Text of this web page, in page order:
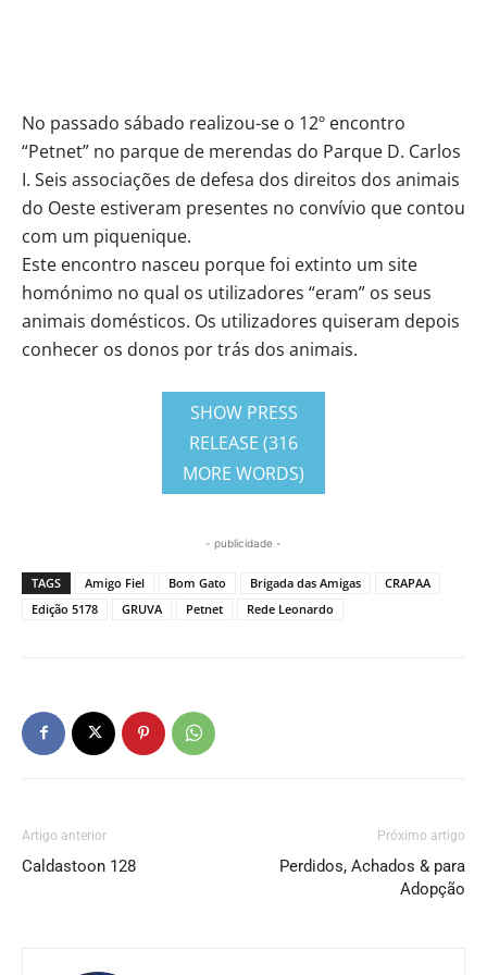
No passado sábado realizou-se o 12º encontro
“Petnet” no parque de merendas do Parque D. Carlos
I. Seis associações de defesa dos direitos dos animais
do Oeste estiveram presentes no convívio que contou
com um piquenique.
Este encontro nasceu porque foi extinto um site
homónimo no qual os utilizadores “eram” os seus
animais domésticos. Os utilizadores quiseram depois
conhecer os donos por trás dos animais.
SHOW PRESS
RELEASE (316
MORE WORDS)
- publicidade -
TAGS Amigo Fiel Bom Gato Brigada das Amigas
CRAPAA
Edição 5178
GRUVA Petnet Rede Leonardo
Artigo anterior
Caldastoon 128
Próximo artigo
Perdidos, Achados & para
Adopção